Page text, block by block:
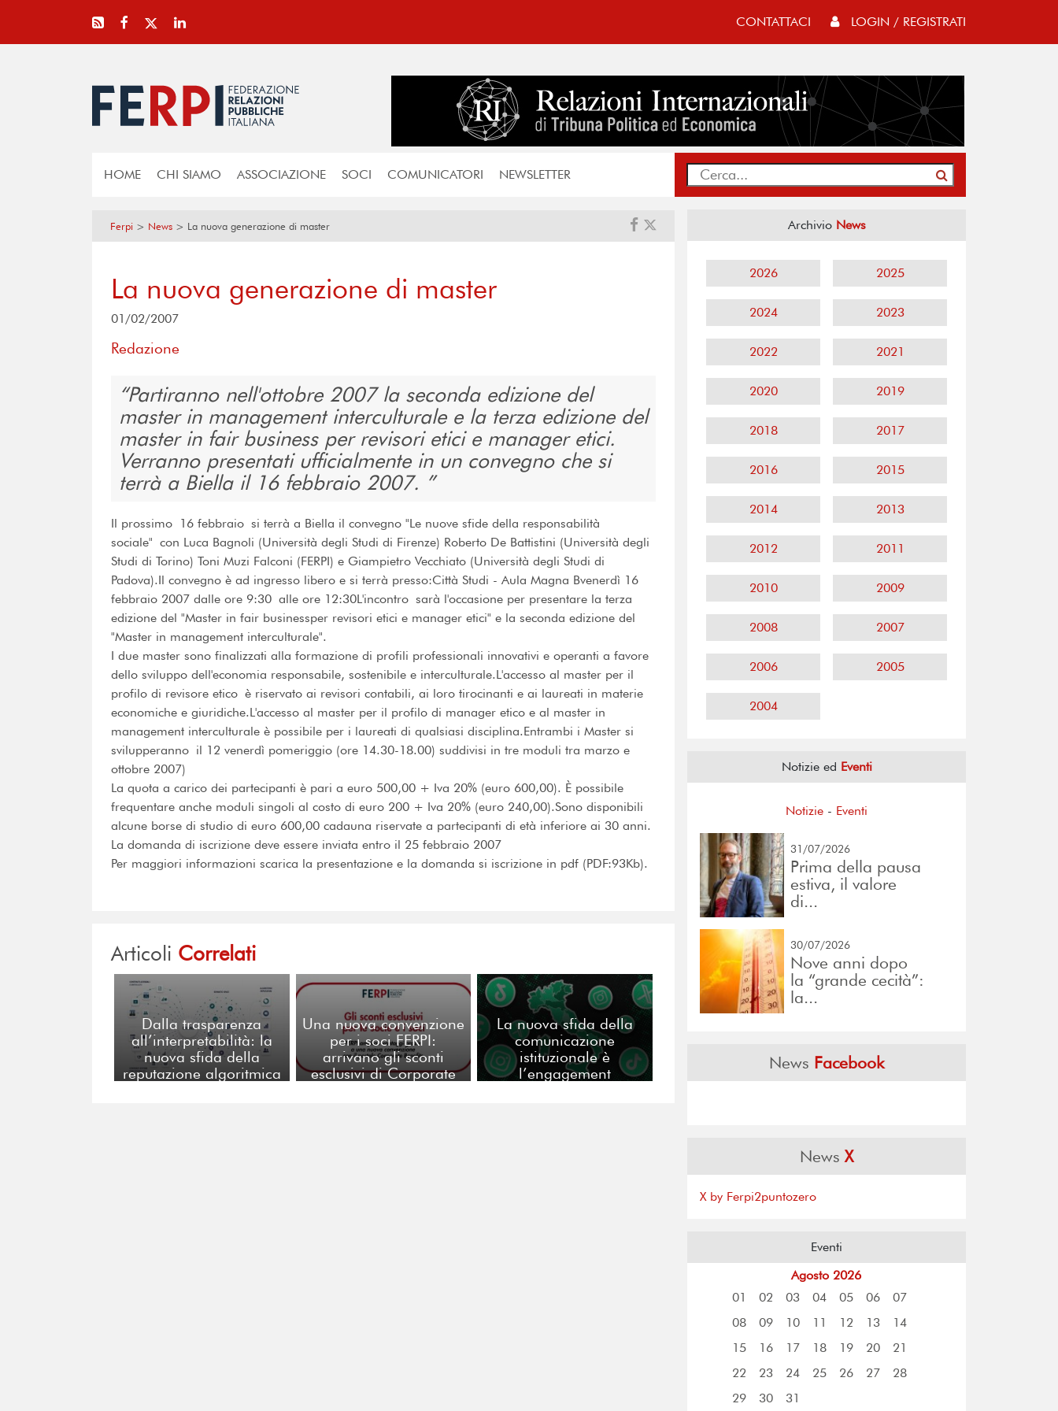
CONTATTACI LOGIN / REGISTRATI
HOME CHI SIAMO ASSOCIAZIONE SOCI COMUNICATORI NEWSLETTER
Ferpi > News > La nuova generazione di master
La nuova generazione di master
01/02/2007
Redazione
Partiranno nell'ottobre 2007 la seconda edizione del
master in management interculturale e la terza edizione del
master in fair business per revisori etici e manager etici.
Verranno presentati ufficialmente in un convegno che si
terrà a Biella il 16 febbraio 2007.
Il prossimo 16 febbraio si terrà a Biella il convegno "Le nuove sfide della responsabilità
sociale" con Luca Bagnoli (Università degli Studi di Firenze) Roberto De Battistini (Università degli
Studi di Torino) Toni Muzi Falconi (FERPI) e Giampietro Vecchiato (Università degli Studi di
Padova).Il convegno è ad ingresso libero e si terrà presso:Città Studi - Aula Magna Bvenerdì 16
febbraio 2007 dalle ore 9:30 alle ore 12:30L'incontro sarà l'occasione per presentare la terza
edizione del "Master in fair businessper revisori etici e manager etici" e la seconda edizione del
"Master in management interculturale".
I due master sono finalizzati alla formazione di profili professionali innovativi e operanti a favore
dello sviluppo dell'economia responsabile, sostenibile e interculturale.L'accesso al master per il
profilo di revisore etico è riservato ai revisori contabili, ai loro tirocinanti e ai laureati in materie
economiche e giuridiche.L'accesso al master per il profilo di manager etico e al master in
management interculturale è possibile per i laureati di qualsiasi disciplina.Entrambi i Master si
svilupperanno il 12 venerdì pomeriggio (ore 14.30-18.00) suddivisi in tre moduli tra marzo e
ottobre 2007)
La quota a carico dei partecipanti è pari a euro 500,00 + Iva 20% (euro 600,00). È possibile
frequentare anche moduli singoli al costo di euro 200 + Iva 20% (euro 240,00).Sono disponibili
alcune borse di studio di euro 600,00 cadauna riservate a partecipanti di età inferiore ai 30 anni.
La domanda di iscrizione deve essere inviata entro il 25 febbraio 2007
Per maggiori informazioni scarica la presentazione e la domanda si iscrizione in pdf (PDF:93Kb).
Articoli Correlati
Dalla trasparenza
all’interpretabilità: la
nuova sfida della
reputazione algoritmica
Una nuova convenzione
per i soci FERPI:
arrivano gli sconti
esclusivi di Corporate
La nuova sfida della
comunicazione
istituzionale è
l’engagement
Archivio News
2026 2025
2024 2023
2022 2021
2020 2019
2018 2017
2016 2015
2014 2013
2012 2011
2010 2009
2008 2007
2006 2005
2004
Notizie ed Eventi
Notizie - Eventi
31/07/2026
Prima della pausa
estiva, il valore
di...
30/07/2026
Nove anni dopo
la “grande cecità”:
la...
News Facebook
NewsX
X by Ferpi2puntozero
Eventi
Agosto 2026
01
02 03 04 05 06
07
08
09 10 11 12 13
14
15
16 17 18 19 20
21
22
23 24 25 26 27
28
29
30 31